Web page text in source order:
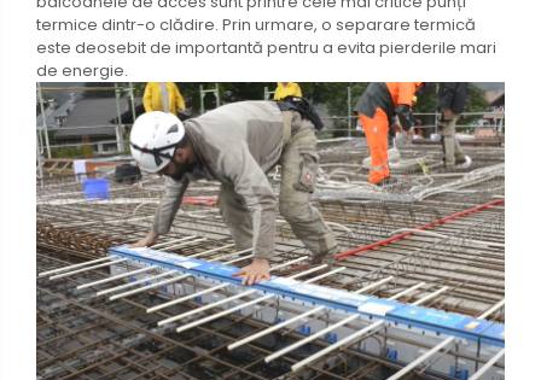
termice dintr-o clădire. Prin urmare, o separare termică
este deosebit de importantă pentru a evita pierderile mari
de energie.